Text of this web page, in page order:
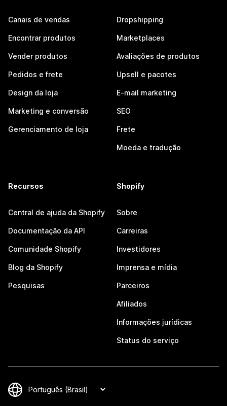
Canais de vendas
Encontrar produtos
Vender produtos
Pedidos e frete
Design da loja
Marketing e conversão
Gerenciamento de loja
Dropshipping
Marketplaces
Avaliações de produtos
Upsell e pacotes
E-mail marketing
SEO
Frete
Moeda e tradução
Recursos
Central de ajuda da Shopify
Documentação da API
Comunidade Shopify
Blog da Shopify
Pesquisas
Shopify
Sobre
Carreiras
Investidores
Imprensa e mídia
Parceiros
Afiliados
Informações jurídicas
Status do serviço